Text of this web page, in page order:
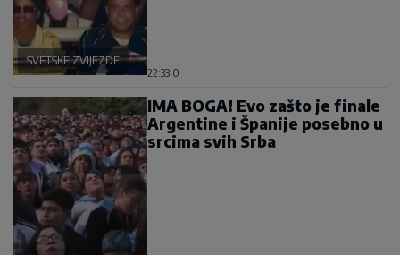
SVETSKE ZVIJEZDE
22:33 0
IMA BOGA! Evo zašto je finale
Argentine i Španije posebno u
srcima svih Srba